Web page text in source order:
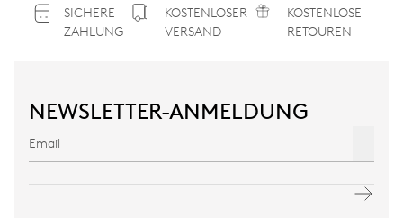
SICHERE
ZAHLUNG
KOSTENLOSER
VERSAND
KOSTENLOSE
RETOUREN
NEWSLETTER-ANMELDUNG